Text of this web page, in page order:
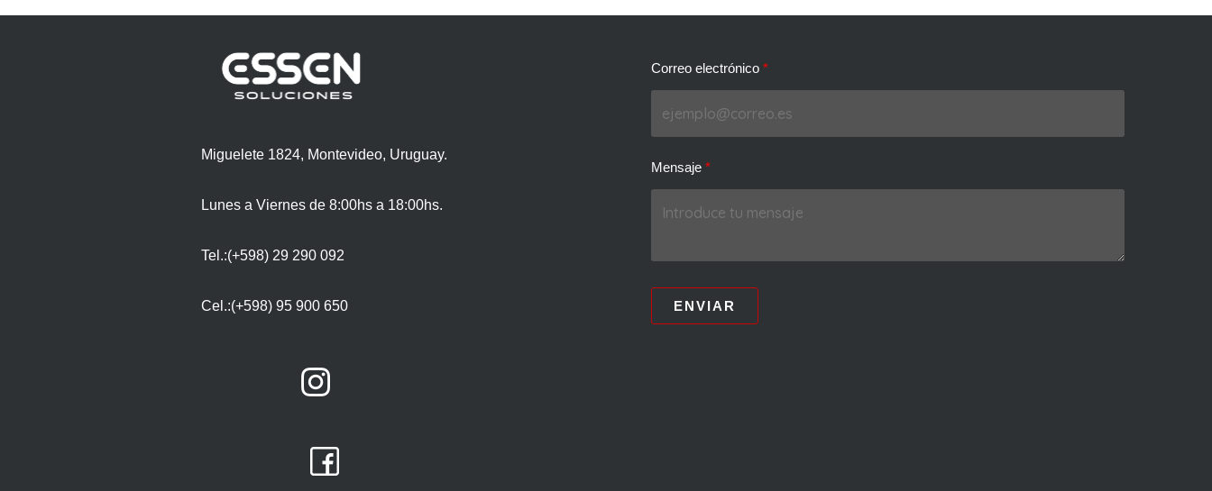
Miguelete 1824, Montevideo, Uruguay.
Lunes a Viernes de 8:00hs a 18:00hs.
Tel.:(+598) 29 290 092
Cel.:(+598) 95 900 650
Correo electrónico
Mensaje
ENVIAR